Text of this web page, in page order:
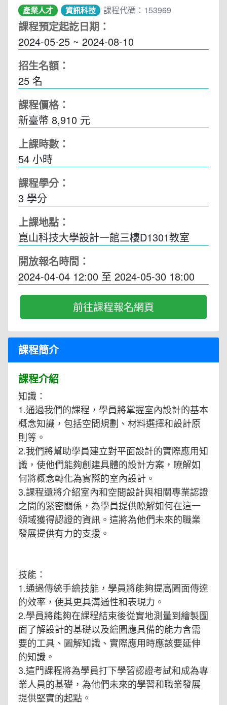
產業人才 資訊科技 課程代碼：153969
課程預定起訖日期：
2024-05-25 ~ 2024-08-10
招生名額：
25 名
課程價格：
新臺幣 8,910 元
上課時數：
54 小時
課程學分：
3 學分
上課地點：
崑山科技大學設計一館三樓D1301教室
開放報名時間：
2024-04-04 12:00 至 2024-05-30 18:00
前往課程報名網頁
課程簡介
課程介紹
知識：
1.通過我們的課程，學員將掌握室內設計的基本
概念知識，包括空間規劃、材料選擇和設計原
則等。
2.我們將幫助學員建立對平面設計的實際應用知
識，使他們能夠創建具體的設計方案，瞭解如
何將概念轉化為實際的室內設計。
3.課程還將介紹室內和空間設計與相關專業認證
之間的緊密關係，為學員提供瞭解如何在這一
領域獲得認證的資訊。這將為他們未來的職業
發展提供有力的支援。
技能：
1.通過傳統手繪技能，學員將能夠提高圖面傳達
的效率，使其更具溝通性和表現力。
2.學員將能夠在課程結束後從實地測量到繪製圖
面了解設計的基礎以及繪圖應具備的能力含需
要的工具、圖解知識、實際應用時應該要延伸
的知識。
3.這門課程將為學員打下學習認證考試和成為專
業人員的基礎，為他們未來的學習和職業發展
提供堅實的起點。